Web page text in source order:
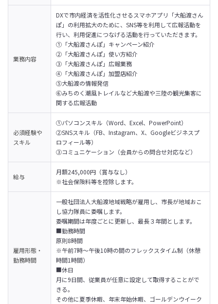
業務内容
DXで市内経済を活性化させるスマホアプリ「大船渡さん
ぽ」の利用拡大のために、SNS等を利用して広報活動を
行い、利用促進につなげる活動を行っていただきます。
①「大船渡さんぽ」キャンペーン紹介
②「大船渡さんぽ」使い方紹介
③「大船渡さんぽ」広報業務
④「大船渡さんぽ」加盟店紹介
⑤大船渡の情報発信
⑥みちのく潮風トレイルなど大船渡や三陸の観光集客に
関する広報活動
必須経験や
スキル
①パソコンスキル（Word、Excel、PowerPoint）
②SNSスキル（FB、Instagram、X、Googleビジネスプ
ロフィール等）
③コミュニケーション（会員からの問合せ対応など）
給与
月額245,000円（賞与なし）
※社会保険料等を控除します。
雇用形態・
勤務時間
一般社団法人大船渡地域戦略が雇用し、市長が地域おこ
し協力隊員に委嘱します。
委嘱期間は年度ごとに更新し、最長３年間とします。
■勤務時間
原則8時間
※午前7時～午後10時の間のフレックスタイム制（休憩
時間1時間）
■休日
月に9日間、従業員が任意に設定して取得することがで
きる。
その他に夏季休暇、年末年始休暇、ゴールデンウイーク